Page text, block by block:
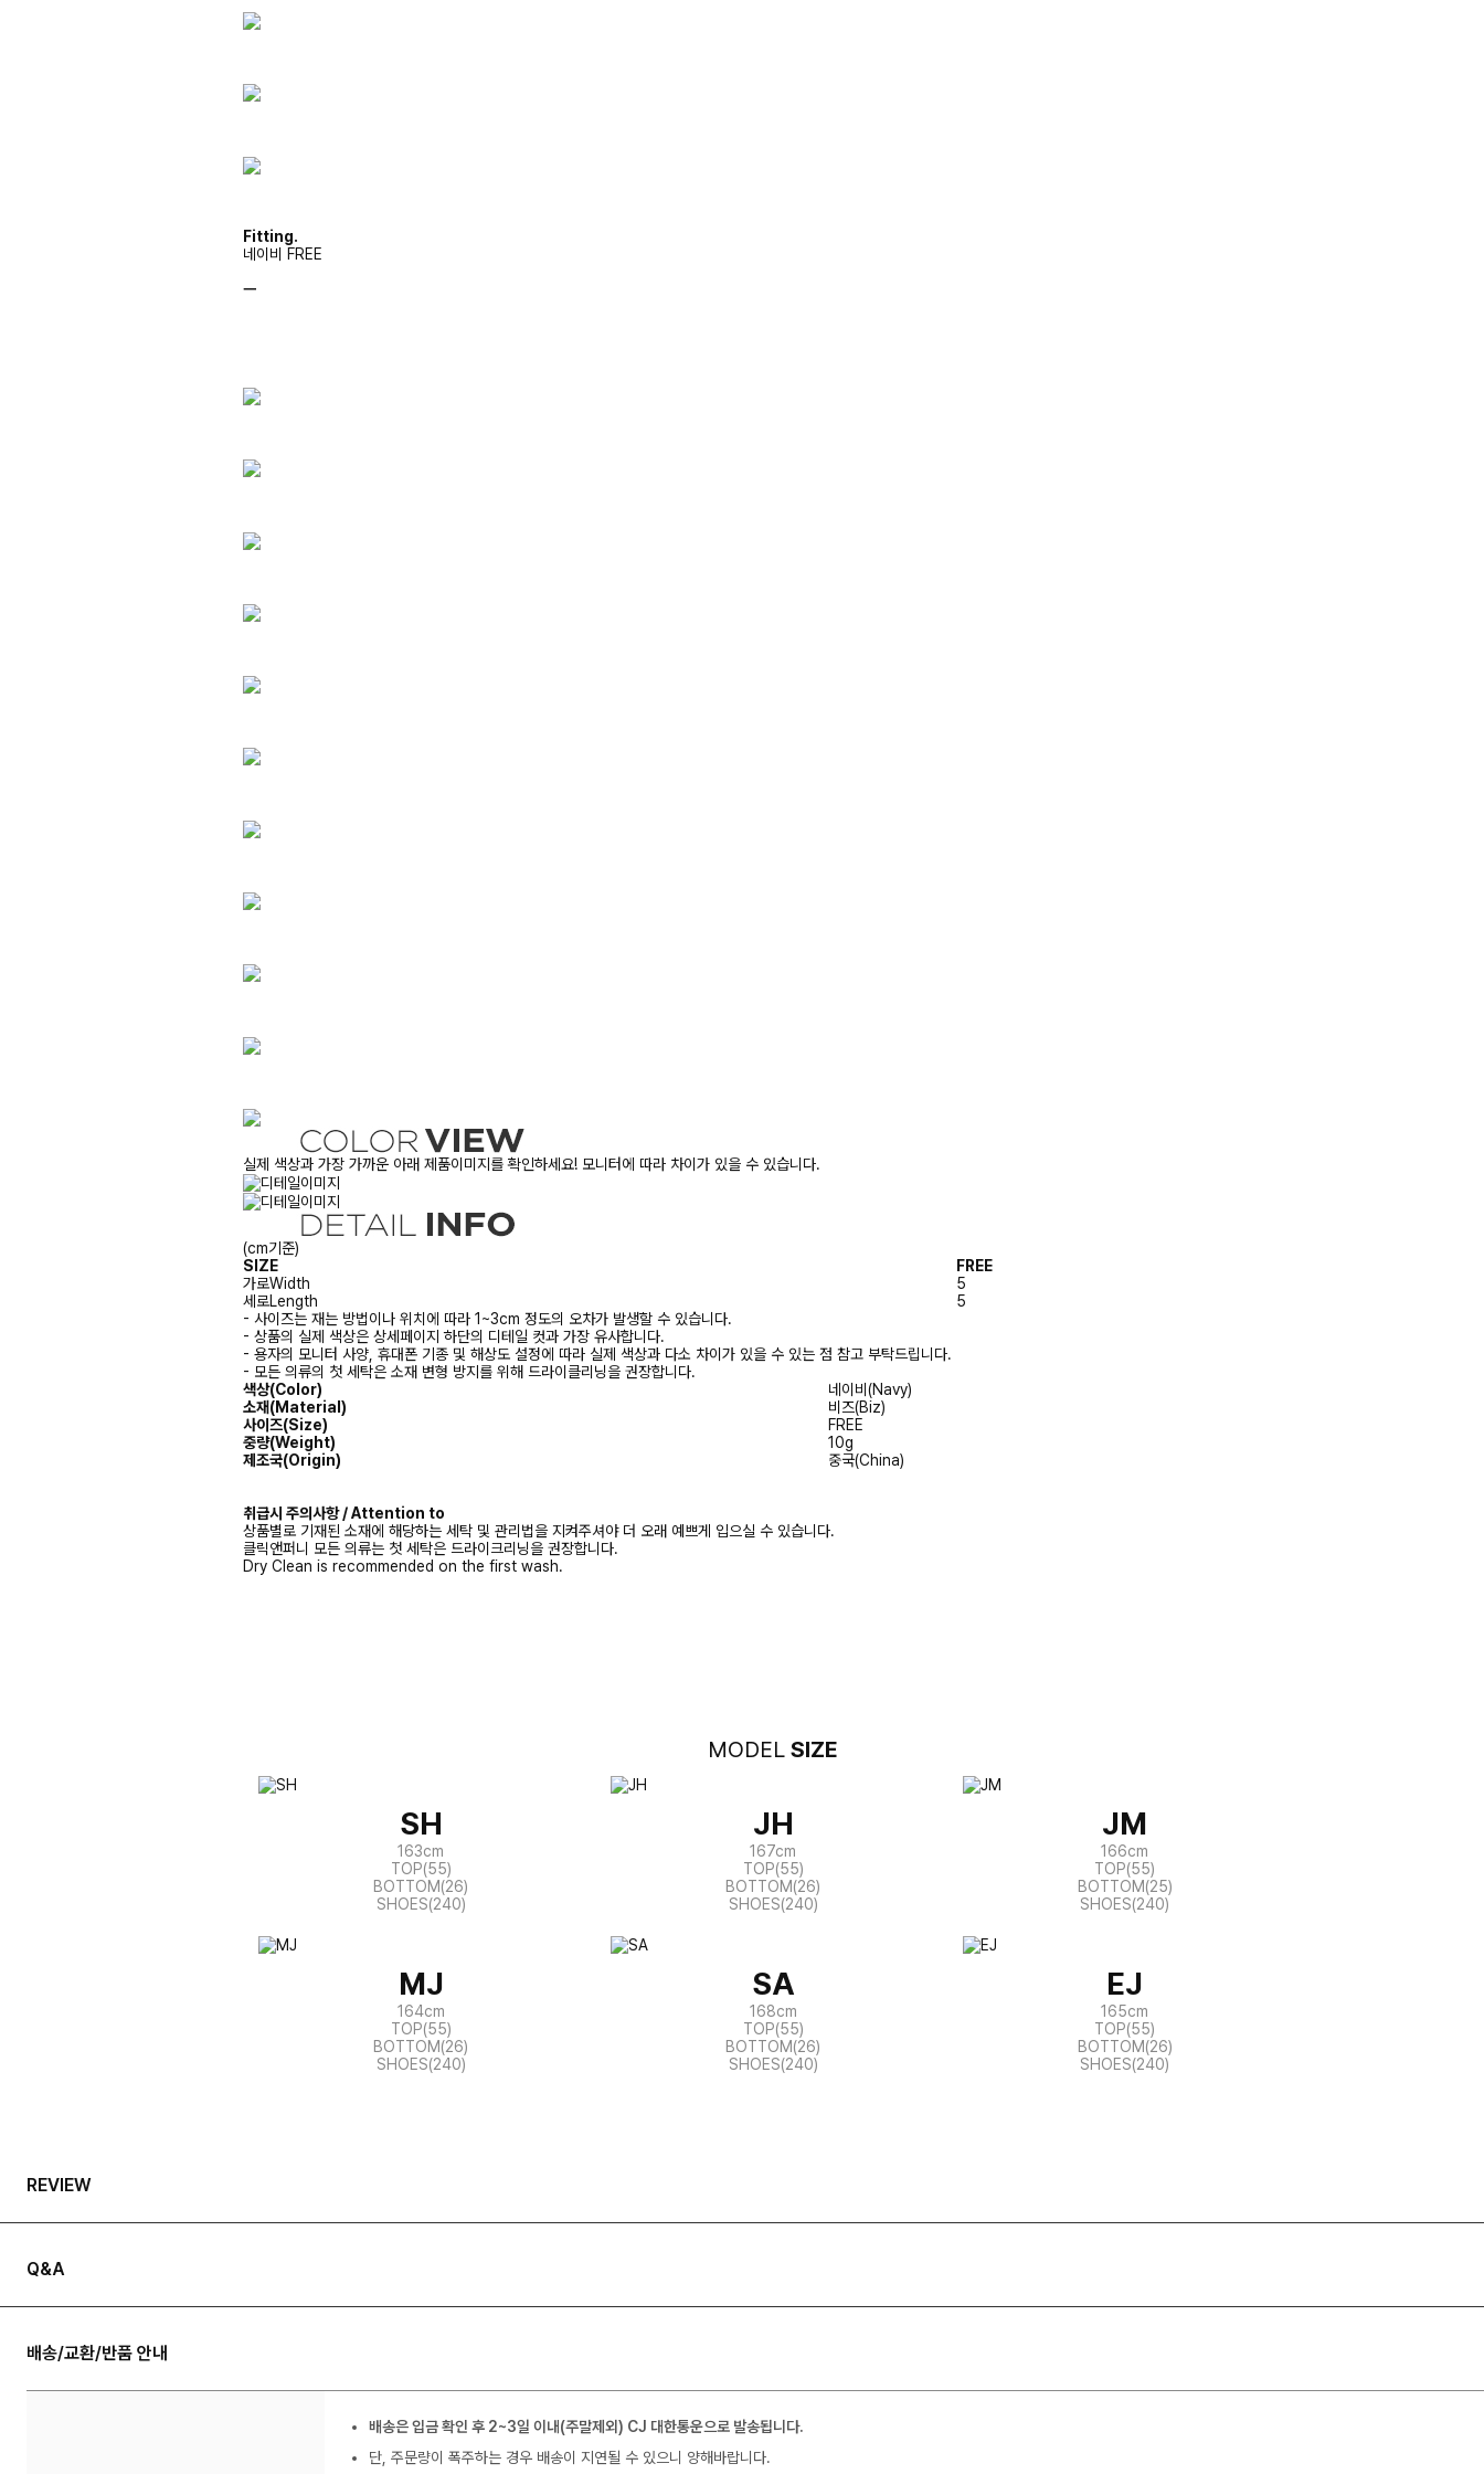
Fitting.
네이비 FREE
ㅡ
실제 색상과 가장 가까운 아래 제품이미지를 확인하세요! 모니터에 따라 차이가 있을 수 있습니다.
(cm기준)
SIZE
FREE
가로Width
5
세로Length
5
- 사이즈는 재는 방법이나 위치에 따라 1~3cm 정도의 오차가 발생할 수 있습니다.
- 상품의 실제 색상은 상세페이지 하단의 디테일 컷과 가장 유사합니다.
- 용자의 모니터 사양, 휴대폰 기종 및 해상도 설정에 따라 실제 색상과 다소 차이가 있을 수 있는 점 참고 부탁드립니다.
- 모든 의류의 첫 세탁은 소재 변형 방지를 위해 드라이클리닝을 권장합니다.
색상(Color)
네이비(Navy)
소재(Material)
비즈(Biz)
사이즈(Size)
FREE
중량(Weight)
10g
제조국(Origin)
중국(China)
취급시 주의사항 / Attention to
상품별로 기재된 소재에 해당하는 세탁 및 관리법을 지켜주셔야 더 오래 예쁘게 입으실 수 있습니다.
클릭앤퍼니 모든 의류는 첫 세탁은 드라이크리닝을 권장합니다.
Dry Clean is recommended on the first wash.
MODEL SIZE
SH
163cm
TOP(55)
BOTTOM(26)
SHOES(240)
JH
167cm
TOP(55)
BOTTOM(26)
SHOES(240)
JM
166cm
TOP(55)
BOTTOM(25)
SHOES(240)
MJ
164cm
TOP(55)
BOTTOM(26)
SHOES(240)
SA
168cm
TOP(55)
BOTTOM(26)
SHOES(240)
EJ
165cm
TOP(55)
BOTTOM(26)
SHOES(240)
REVIEW
Q&A
배송/교환/반품 안내
배송은 입금 확인 후 2~3일 이내(주말제외) CJ 대한통운으로 발송됩니다.
단, 주문량이 폭주하는 경우 배송이 지연될 수 있으니 양해바랍니다.